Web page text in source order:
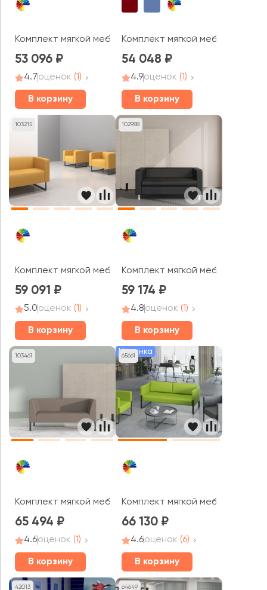
Комплект мягкой мебели Матрикс MVK
53 096
4.7оценок (1)
В корзину
Комплект мягкой мебели Рио /
54 048
4.9оценок (1)
В корзину
103215
Комплект мягкой мебели Кейс MVK
59 091
5.0оценок (1)
В корзину
102988
Комплект мягкой мебели
59 174
4.8оценок (1)
В корзину
103461
Комплект мягкой мебели Райт MVK
65 494
4.6оценок (1)
В корзину
65661
Новинка
Комплект мягкой мебели Тренд
66 130
4.6оценок (6)
В корзину
42013 64649